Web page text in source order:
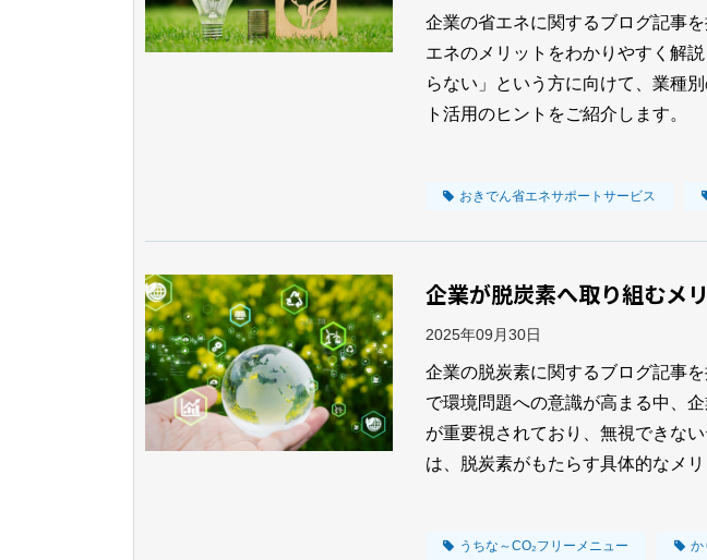
企業の省エネに関するブログ記事
エネのメリットをわかりやすく解
らない」という方に向けて、業種
ト活用のヒントをご紹介します。
おきでん省エネサポートサービス
企業が脱炭素へ取り組むメ
2025年09月30日
企業の脱炭素に関するブログ記事
で環境問題への意識が高まる中、
が重要視されており、無視できな
は、脱炭素がもたらす具体的なメ
うちな～CO₂フリーメニュー か